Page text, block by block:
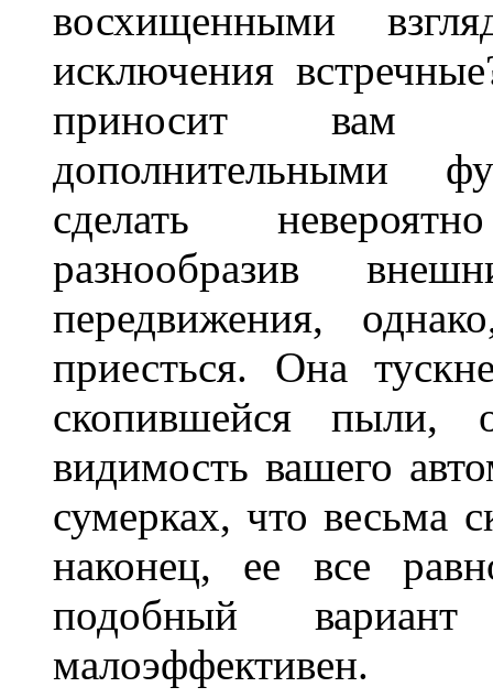
восхищенными
исключения
приносит вам
дополнительными
сделать
разнообразив
передвижения,
приесться. Она
скопившейся пыли,
видимость вашего
сумерках, что весьма
наконец, ее все
подобный
малоэффективен.